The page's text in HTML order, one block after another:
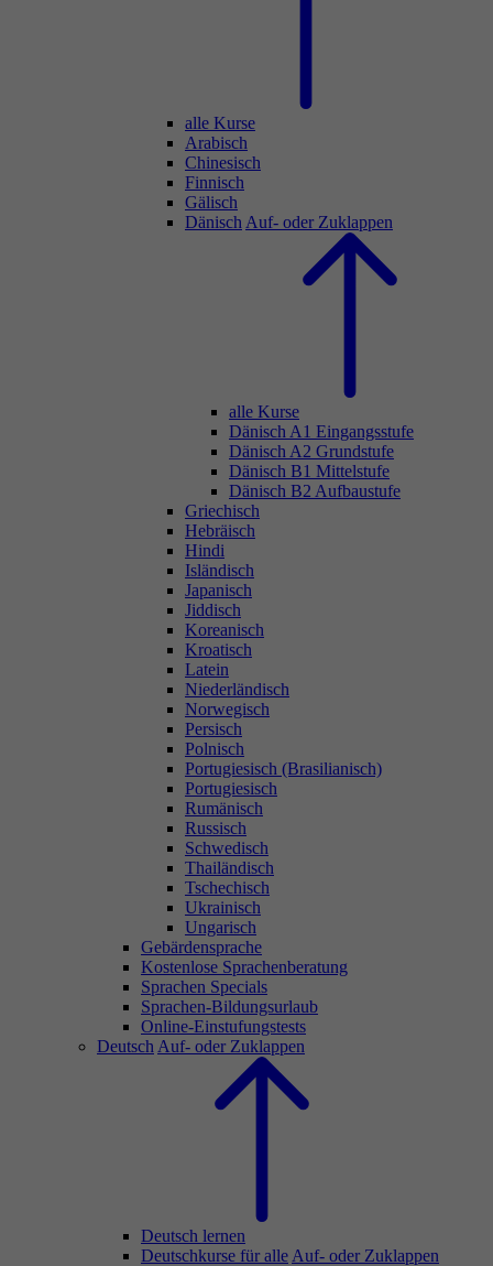
alle Kurse
Arabisch
Chinesisch
Finnisch
Gälisch
Dänisch Auf- oder Zuklappen
alle Kurse
Dänisch A1 Eingangsstufe
Dänisch A2 Grundstufe
Dänisch B1 Mittelstufe
Dänisch B2 Aufbaustufe
Griechisch
Hebräisch
Hindi
Isländisch
Japanisch
Jiddisch
Koreanisch
Kroatisch
Latein
Niederländisch
Norwegisch
Persisch
Polnisch
Portugiesisch (Brasilianisch)
Portugiesisch
Rumänisch
Russisch
Schwedisch
Thailändisch
Tschechisch
Ukrainisch
Ungarisch
Gebärdensprache
Kostenlose Sprachenberatung
Sprachen Specials
Sprachen-Bildungsurlaub
Online-Einstufungstests
Deutsch Auf- oder Zuklappen
Deutsch lernen
Deutschkurse für alle Auf- oder Zuklappen